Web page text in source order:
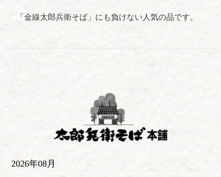
「金線太郎兵衛そば」にも負けない人気の品です。
2026年08月